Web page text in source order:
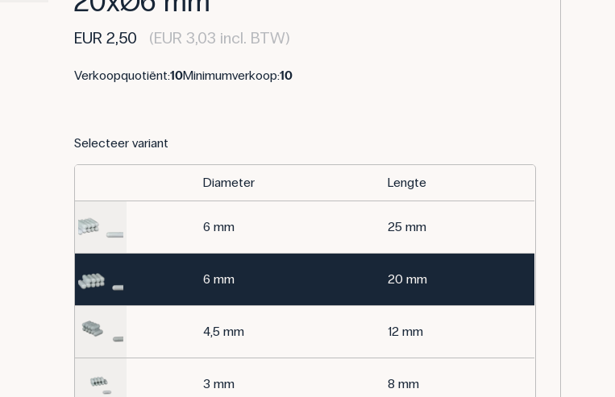
EUR 2,50 (EUR 3,03 incl. BTW)
Verkoopquotiënt:10Minimumverkoop:10
Selecteer variant
Diameter Lengte
6 mm 25 mm
6 mm 20 mm
4,5 mm 12 mm
3 mm 8 mm